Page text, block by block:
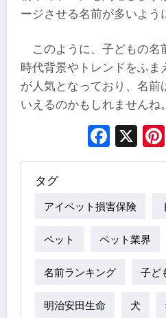
ージさせる名前が多いよう
このように、子どもの名
時代背景やトレンドをふま
が人気となっており、名前
いえるのかもしれませんね。
X
タグ
アイペット損害保険
ペット ペット業界
名前ランキング 子ど
明治安田生命 犬